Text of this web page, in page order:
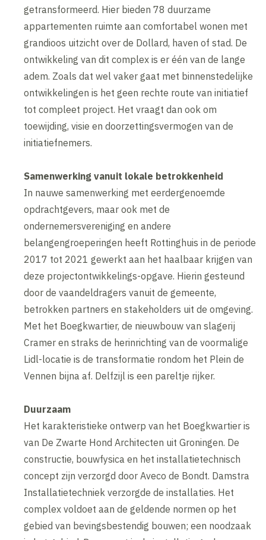
getransformeerd. Hier bieden 78 duurzame
appartementen ruimte aan comfortabel wonen met
grandioos uitzicht over de Dollard, haven of stad. De
ontwikkeling van dit complex is er één van de lange
adem. Zoals dat wel vaker gaat met binnenstedelijke
ontwikkelingen is het geen rechte route van initiatief
tot compleet project. Het vraagt dan ook om
toewijding, visie en doorzettingsvermogen van de
initiatiefnemers.
Samenwerking vanuit lokale betrokkenheid
In nauwe samenwerking met eerdergenoemde
opdrachtgevers, maar ook met de
ondernemersvereniging en andere
belangengroeperingen heeft Rottinghuis in de periode
2017 tot 2021 gewerkt aan het haalbaar krijgen van
deze projectontwikkelings-opgave. Hierin gesteund
door de vaandeldragers vanuit de gemeente,
betrokken partners en stakeholders uit de omgeving.
Met het Boegkwartier, de nieuwbouw van slagerij
Cramer en straks de herinrichting van de voormalige
Lidl-locatie is de transformatie rondom het Plein de
Vennen bijna af. Delfzijl is een pareltje rijker.
Duurzaam
Het karakteristieke ontwerp van het Boegkwartier is
van De Zwarte Hond Architecten uit Groningen. De
constructie, bouwfysica en het installatietechnisch
concept zijn verzorgd door Aveco de Bondt. Damstra
Installatietechniek verzorgde de installaties. Het
complex voldoet aan de geldende normen op het
gebied van bevingsbestendig bouwen; een noodzaak